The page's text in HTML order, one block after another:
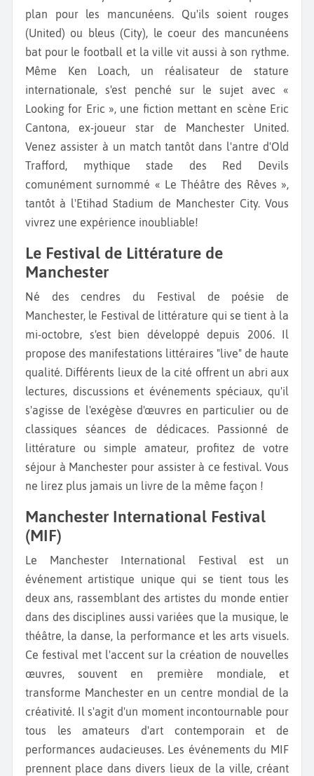
plan pour les mancunéens. Qu'ils soient rouges
(United) ou bleus (City), le coeur des mancunéens
bat pour le football et la ville vit aussi à son rythme.
Même Ken Loach, un réalisateur de stature
internationale, s'est penché sur le sujet avec «
Looking for Eric », une fiction mettant en scène Eric
Cantona, ex-joueur star de Manchester United.
Venez assister à un match tantôt dans l'antre d'Old
Trafford, mythique stade des Red Devils
comunément surnommé « Le Théâtre des Rêves »,
tantôt à l'Etihad Stadium de Manchester City. Vous
vivrez une expérience inoubliable!
Le Festival de Littérature de
Manchester
Né des cendres du Festival de poésie de
Manchester, le Festival de littérature qui se tient à la
mi-octobre, s'est bien développé depuis 2006. Il
propose des manifestations littéraires "live" de haute
qualité. Différents lieux de la cité offrent un abri aux
lectures, discussions et événements spéciaux, qu'il
s'agisse de l'exégèse d'œuvres en particulier ou de
classiques séances de dédicaces. Passionné de
littérature ou simple amateur, profitez de votre
séjour à Manchester pour assister à ce festival. Vous
ne lirez plus jamais un livre de la même façon !
Manchester International Festival
(MIF)
Le Manchester International Festival est un
événement artistique unique qui se tient tous les
deux ans, rassemblant des artistes du monde entier
dans des disciplines aussi variées que la musique, le
théâtre, la danse, la performance et les arts visuels.
Ce festival met l'accent sur la création de nouvelles
œuvres, souvent en première mondiale, et
transforme Manchester en un centre mondial de la
créativité. Il s'agit d'un moment incontournable pour
tous les amateurs d'art contemporain et de
performances audacieuses. Les événements du MIF
prennent place dans divers lieux de la ville, créant